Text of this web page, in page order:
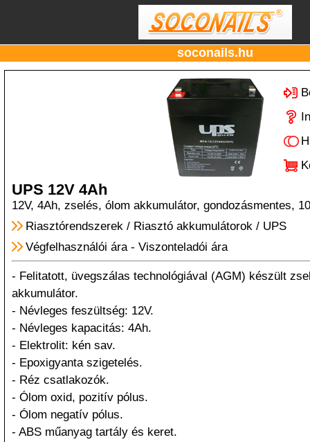
soconails.hu
UPS 12V 4Ah
12V, 4Ah, zselés, ólom akkumulátor, gondozásmentes,
Riasztórendszerek/ Riasztó akkumulátorok/ UPS
Végfelhasználói ára- Viszonteladói ára
- Felitatott, üvegszálas technológiával (AGM) készült
akkumulátor.
- Névleges feszültség: 12V.
- Névleges kapacitás: 4Ah.
- Elektrolit: kén sav.
- Epoxigyanta szigetelés.
- Réz csatlakozók.
- Ólom oxid, pozitív pólus.
- Ólom negatív pólus.
- ABS műanyag tartály és keret.